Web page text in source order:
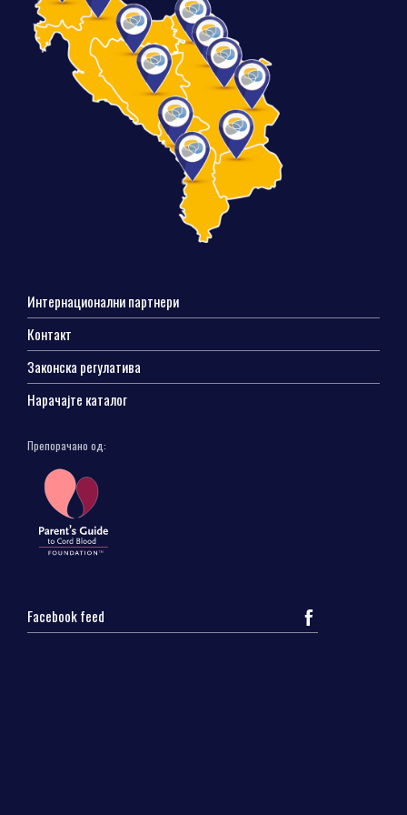
Интернационални партнери
Контакт
Законска регулатива
Нарачајте каталог
Препорачано од:
Facebook feed